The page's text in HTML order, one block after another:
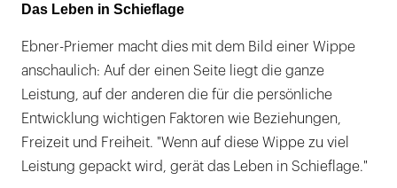
Das Leben in Schieflage
Ebner-Priemer macht dies mit dem Bild einer Wippe
anschaulich: Auf der einen Seite liegt die ganze
Leistung, auf der anderen die für die persönliche
Entwicklung wichtigen Faktoren wie Beziehungen,
Freizeit und Freiheit. "Wenn auf diese Wippe zu viel
Leistung gepackt wird, gerät das Leben in Schieflage."